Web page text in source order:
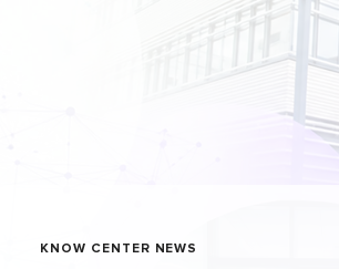
KNOW CENTER NEWS